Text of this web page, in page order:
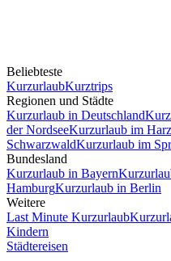
Beliebteste
KurzurlaubKurztrips
Regionen und Städte
Kurzurlaub in Deutschland
der NordseeKurzurlaub im Harz
SchwarzwaldKurzurlaub im
Bundesland
Kurzurlaub in Bayern
HamburgKurzurlaub in Berlin
Weitere
Last Minute Kurzurlaub
Kindern
Städtereisen